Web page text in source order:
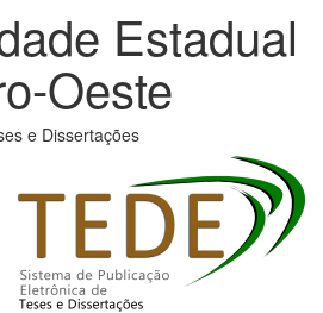
Estadual
Oeste
e Dissertações